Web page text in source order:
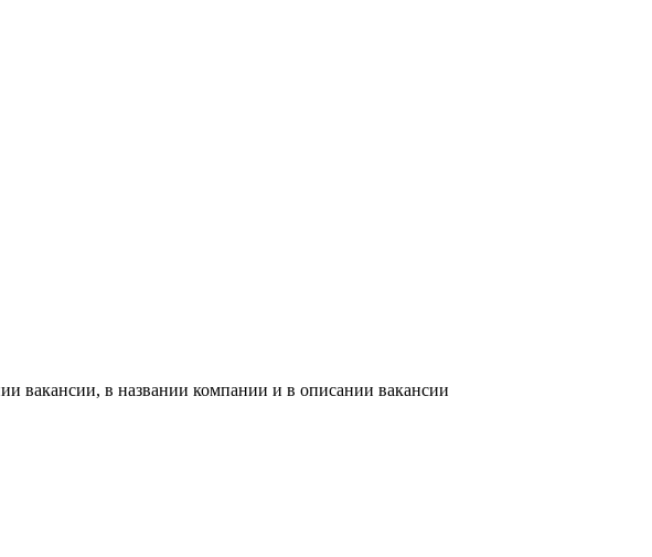
вакансии, в названии компании и в описании вакансии